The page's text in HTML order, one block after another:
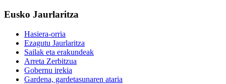
Eusko Jaurlaritza
Hasiera-orria
Ezagutu Jaurlaritza
Sailak eta erakundeak
Arreta Zerbitzua
Gobernu irekia
Gardena, gardetasunaren ataria